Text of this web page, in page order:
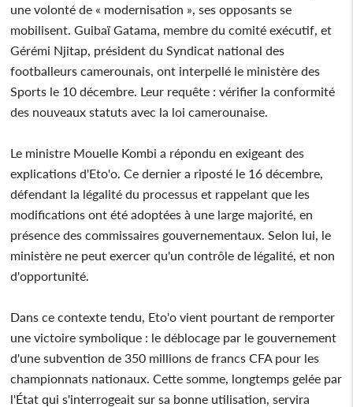
une volonté de « modernisation », ses opposants se
mobilisent. Guibaï Gatama, membre du comité exécutif, et
Gérémi Njitap, président du Syndicat national des
footballeurs camerounais, ont interpellé le ministère des
Sports le 10 décembre. Leur requête : vérifier la conformité
des nouveaux statuts avec la loi camerounaise.
Le ministre Mouelle Kombi a répondu en exigeant des
explications d'Eto'o. Ce dernier a riposté le 16 décembre,
défendant la légalité du processus et rappelant que les
modifications ont été adoptées à une large majorité, en
présence des commissaires gouvernementaux. Selon lui, le
ministère ne peut exercer qu'un contrôle de légalité, et non
d'opportunité.
Dans ce contexte tendu, Eto'o vient pourtant de remporter
une victoire symbolique : le déblocage par le gouvernement
d'une subvention de 350 millions de francs CFA pour les
championnats nationaux. Cette somme, longtemps gelée par
l'État qui s'interrogeait sur sa bonne utilisation, servira